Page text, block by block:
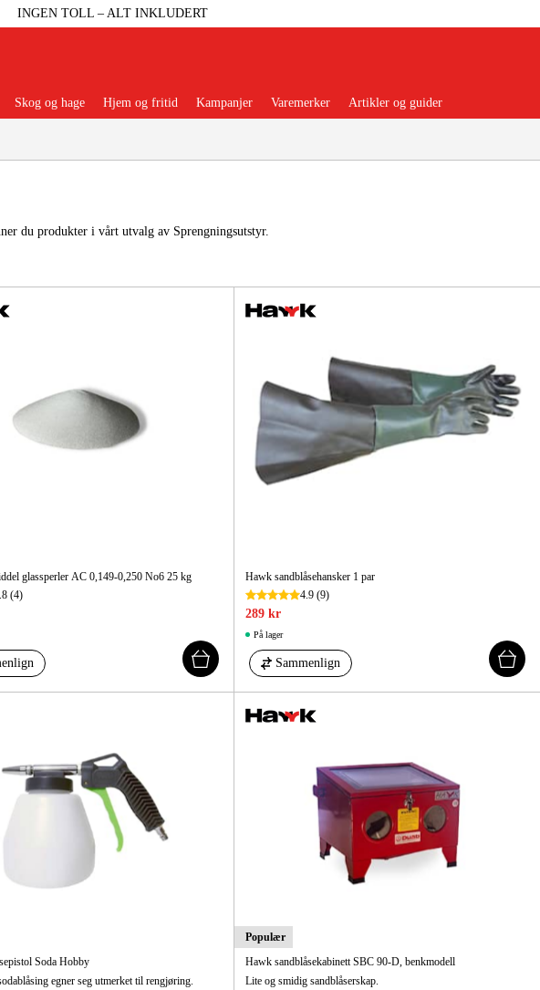
INGEN TOLL – ALT INKLUDERT
Maskintilbehør Og Forbruksvarer
Arbeidsklær Og Beskyttelse
Elektro Og Bygg
Skog Og Hage
Kampanjer
Skog og hage Hjem og fritid Kampanjer Varemerker Artikler og guider
du produkter i vårt utvalg av Sprengningsutstyr.
glassperler AC 0,149-0,250 No6 25 kg
(4)
Hawk sandblåsehansker 1 par
4.9(9)
289 kr
På lager
Sammenlign
Soda Hobby
egner seg utmerket til rengjøring.
Populær
Hawk sandblåsekabinett SBC 90-D, benkmodell
Lite og smidig sandblåserskap.